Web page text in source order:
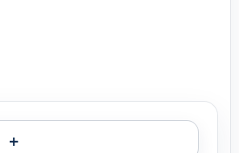
gratinées